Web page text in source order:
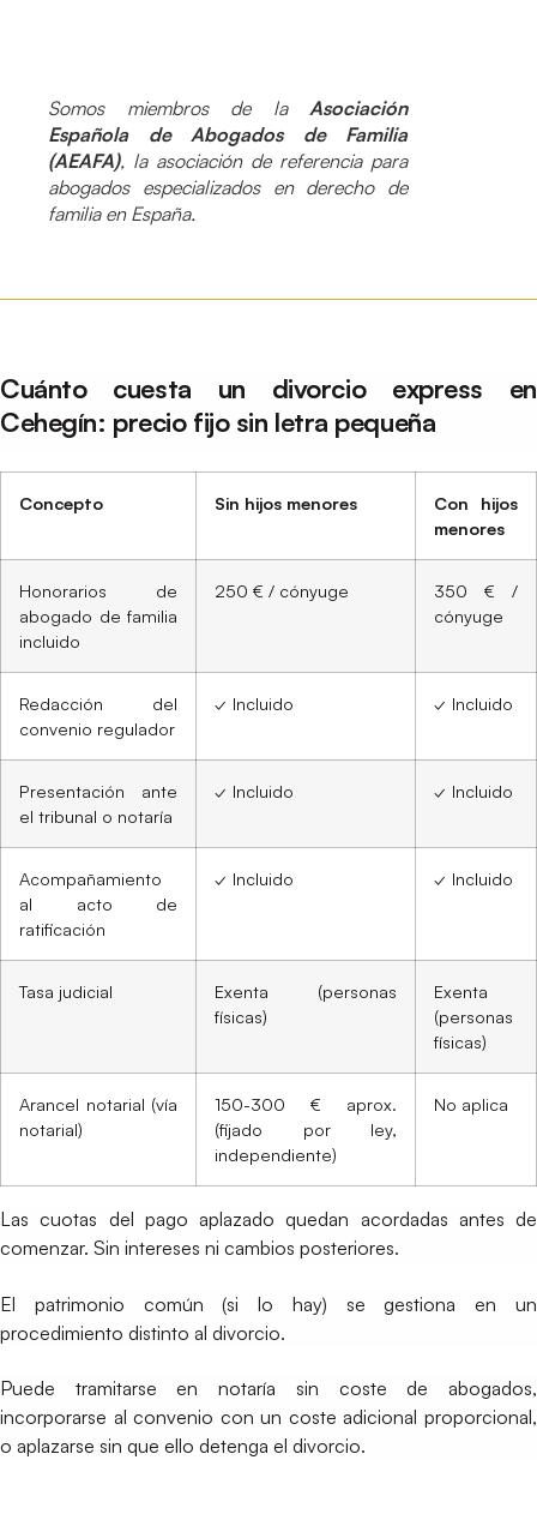
Somos miembros de la Asociación
Española de Abogados de Familia
(AEAFA), la asociación de referencia para
abogados especializados en derecho de
familia en España.
Cuánto cuesta un divorcio express en
Cehegín: precio fijo sin letra pequeña
Concepto Sin hijos menores
Con hijos
menores
Honorarios de
abogado de familia
incluido
250 € / cónyuge
350 € /
cónyuge
Redacción del
convenio regulador
✓ Incluido ✓ Incluido
Presentación ante
el tribunal o notaría
✓ Incluido ✓ Incluido
Acompañamiento
al acto de
ratificación
✓ Incluido ✓ Incluido
Tasa judicial
Exenta (personas
físicas)
Exenta
(personas
físicas)
Arancel notarial (vía
notarial)
150-300 € aprox.
(fijado por ley,
independiente)
No aplica
Las cuotas del pago aplazado quedan acordadas antes de
comenzar. Sin intereses ni cambios posteriores.
El patrimonio común (si lo hay) se gestiona en un
procedimiento distinto al divorcio.
Puede tramitarse en notaría sin coste de abogados,
incorporarse al convenio con un coste adicional proporcional,
o aplazarse sin que ello detenga el divorcio.